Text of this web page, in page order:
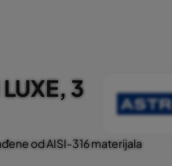
3
od AISI-316 materijala